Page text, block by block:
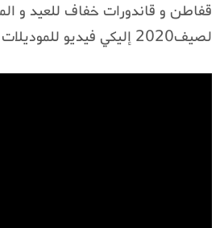
قفاطن و قاندورات خفاف للعيد و
لصيف2020 إليكي فيديو للموديلات رائعة: